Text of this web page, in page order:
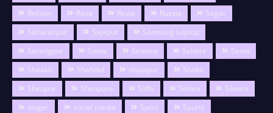
Relison
Reva Rewa Russia
Sagar
Saharanpur
Sajapur
Samsung Laptop
Sarangpur
Satna Science Sehore
Seoni
Shaakti
Shahdol shajapur
Shakti
Sheopur
Sheopure Sidhi Sihore
Silwani
singer
social media Sport
Sports